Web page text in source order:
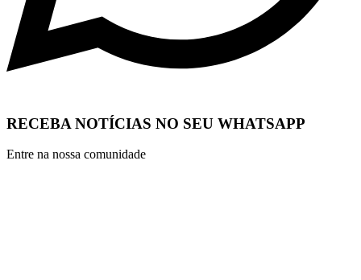
RECEBA NOTÍCIAS NO SEU WHATSAPP
Entre na nossa comunidade